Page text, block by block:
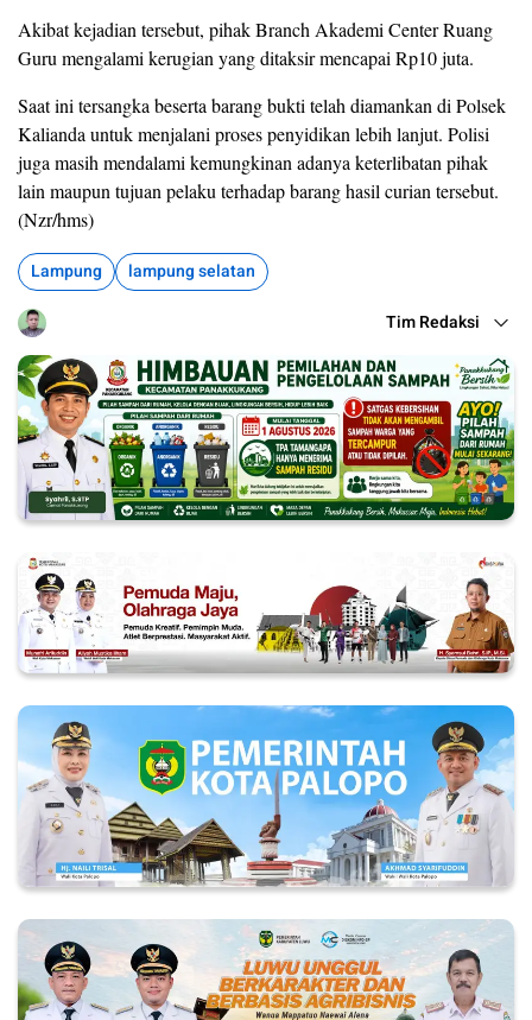
Akibat kejadian tersebut, pihak Branch Akademi Center Ruang
Guru mengalami kerugian yang ditaksir mencapai Rp10 juta.
Saat ini tersangka beserta barang bukti telah diamankan di Polsek
Kalianda untuk menjalani proses penyidikan lebih lanjut. Polisi
juga masih mendalami kemungkinan adanya keterlibatan pihak
lain maupun tujuan pelaku terhadap barang hasil curian tersebut.
(Nzr/hms)
Lampung lampung selatan
Tim Redaksi